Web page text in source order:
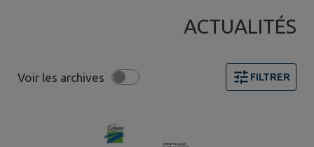
ACTUALITÉS
Voir les archives FILTRER